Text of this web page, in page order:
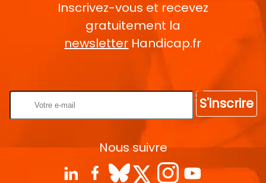
Inscrivez-vous et recevez
gratuitement la
newsletter Handicap.fr
S'inscrire
Nous suivre